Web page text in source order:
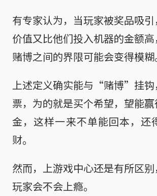
有专家认为，当玩家被奖品吸
价值又比他们投入机器的金额
赌博之间的界限可能会变得模糊
上述定义确实能与“赌博”挂钩
票，为的就是买个希望，望能
金，这样一来不单能回本，还
财。
然而，上游戏中心还是有所区
玩家会不会上瘾。